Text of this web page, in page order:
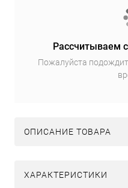
Рассчитываем
Пожалуйста
ОПИСАНИЕ ТОВАРА
ХАРАКТЕРИСТИКИ